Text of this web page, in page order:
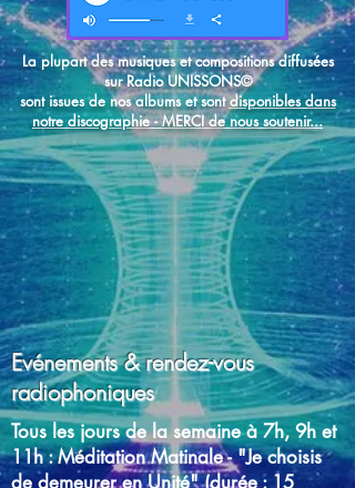
La plupart des musiques et compositions diffusées
sur Radio UNISSONS©
sont issues de nos albums et sontdisponibles dans
notre discographie - MERCI de nous soutenir...
Evénements & rendez-vous
radiophoniques
Tous les jours de la semaine à 7h, 9h et
11h : Méditation Matinale - "Je choisis
de demeurer en Unité" (durée : 15